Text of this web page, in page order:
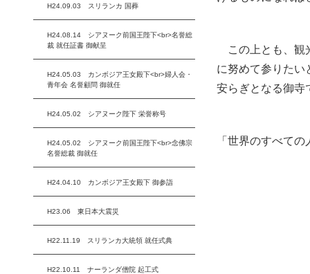
この上とも、観
に努めて参りたい
安らぎとなる御寺
「世界のすべて
H24.09.03 スリランカ 国葬
H24.08.14 シアヌーク前国王陛下<br>名誉総
裁 就任証書 御献呈
H24.05.03 カンボジア王女殿下<br>婦人会・
青年会 名誉顧問 御就任
H24.05.02 シアヌーク陛下 栄誉称号
H24.05.02 シアヌーク前国王陛下<br>念佛宗
名誉総裁 御就任
H24.04.10 カンボジア王女殿下 御参詣
H23.06 東日本大震災
H22.11.19 スリランカ大統領 就任式典
H22.10.11 ナーランダ僧院 起工式